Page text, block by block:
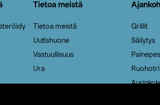
Tietoa meistä
Tietoa meistä
Uutishuone
Vastuullisuus
Ura
Grillit
Säilytys